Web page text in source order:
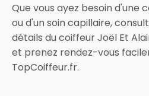
Que vous ayez besoin d'une
ou d'un soin capillaire,
détails du coiffeur Joël Et
et prenez rendez-vous
TopCoiffeur.fr.